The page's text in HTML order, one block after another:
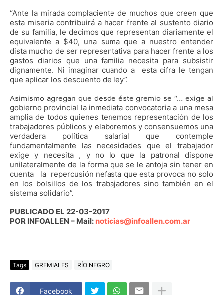
“Ante la mirada complaciente de muchos que creen que
esta miseria contribuirá a hacer frente al sustento diario
de su familia, le decimos que representan diariamente el
equivalente a $40, una suma que a nuestro entender
dista mucho de ser representativa para hacer frente a los
gastos diarios que una familia necesita para subsistir
dignamente. Ni imaginar cuando a esta cifra le tengan
que aplicar los descuento de ley”.
Asimismo agregan que desde éste gremio se “… exige al
gobierno provincial la inmediata convocatoria a una mesa
amplia de todos quienes tenemos representación de los
trabajadores públicos y elaboremos y consensuemos una
verdadera política salarial que contemple
fundamentalmente las necesidades que el trabajador
exige y necesita , y no lo que la patronal dispone
unilateralmente de la forma que se le antoja sin tener en
cuenta la repercusión nefasta que esta provoca no solo
en los bolsillos de los trabajadores sino también en el
sistema solidario”.
PUBLICADO EL 22-03-2017
POR INFOALLEN – Mail: noticias@infoallen.com.ar
Tags GREMIALES RÍO NEGRO
Facebook